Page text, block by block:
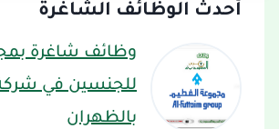
أحدث الوظائف الشاغرة
وظائف شاغرة
للجنسين في
بالظهران